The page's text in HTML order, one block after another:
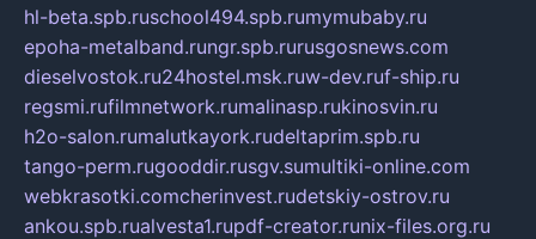
hl-beta.spb.ruschool494.spb.rumymubaby.ru
epoha-metalband.rungr.spb.rurusgosnews.com
dieselvostok.ru24hostel.msk.ruw-dev.ruf-ship.ru
regsmi.rufilmnetwork.rumalinasp.rukinosvin.ru
h2o-salon.rumalutkayork.rudeltaprim.spb.ru
tango-perm.rugooddir.rusgv.sumultiki-online.com
webkrasotki.comcherinvest.rudetskiy-ostrov.ru
ankou.spb.rualvesta1.rupdf-creator.runix-files.org.ru